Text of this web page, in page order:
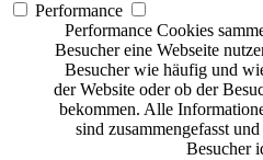
Performance
Performance Cookies
Besucher eine Webseite
Besucher wie häufig und
der Website oder ob der
bekommen. Alle
sind zusammengefasst
Besucher